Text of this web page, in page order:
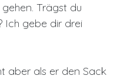
Trägst du
Ich gebe dir drei
aber als er den Sack